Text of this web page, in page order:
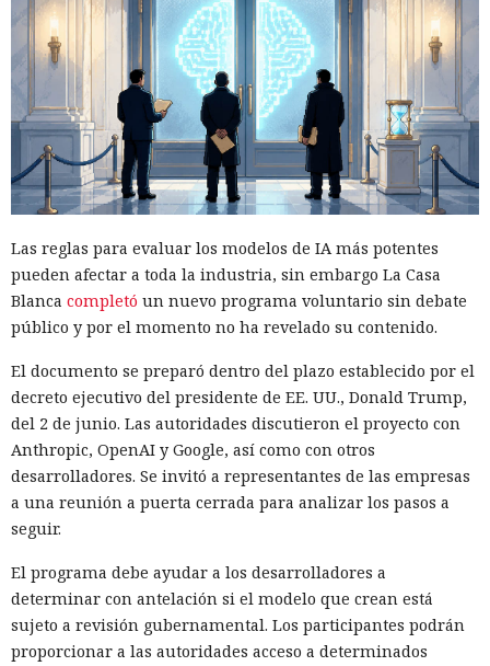
Las reglas para evaluar los modelos de IA más potentes
pueden afectar a toda la industria, sin embargo La Casa
Blanca completó un nuevo programa voluntario sin debate
público y por el momento no ha revelado su contenido.
El documento se preparó dentro del plazo establecido por el
decreto ejecutivo del presidente de EE. UU., Donald Trump,
del 2 de junio. Las autoridades discutieron el proyecto con
Anthropic, OpenAI y Google, así como con otros
desarrolladores. Se invitó a representantes de las empresas
a una reunión a puerta cerrada para analizar los pasos a
seguir.
El programa debe ayudar a los desarrolladores a
determinar con antelación si el modelo que crean está
sujeto a revisión gubernamental. Los participantes podrán
proporcionar a las autoridades acceso a determinados